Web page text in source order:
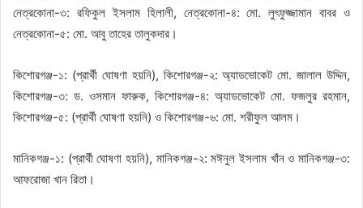
নেত্রকোনা-৩: রফিকুল ইসলাম হিলালী, নেত্রকোনা-৪: মো. লুৎফুজ্জামান বাবর ও
নেত্রকোনা-৫: মো. আবু তাহের তালুকদার।
কিশোরগঞ্জ-১: (প্রার্থী ঘোষণা হয়নি), কিশোরগঞ্জ-২: অ্যাডভোকেট মো. জালাল উদ্দিন,
কিশোরগঞ্জ-৩: ড. ওসমান ফারুক, কিশোরগঞ্জ-৪: অ্যাডভোকেট মো. ফজলুর রহমান,
কিশোরগঞ্জ-৫: (প্রার্থী ঘোষণা হয়নি) ও কিশোরগঞ্জ-৬: মো. শরীফুল আলম।
মানিকগঞ্জ-১: (প্রার্থী ঘোষণা হয়নি), মানিকগঞ্জ-২: মঈনুল ইসলাম খাঁন ও মানিকগঞ্জ-৩:
আফরোজা খান রিতা।